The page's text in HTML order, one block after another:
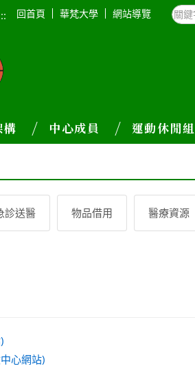
回首頁 華梵大學 網站導覽
構 中心成員 運動休閒組
診送醫 物品借用 醫療資源
心網站)